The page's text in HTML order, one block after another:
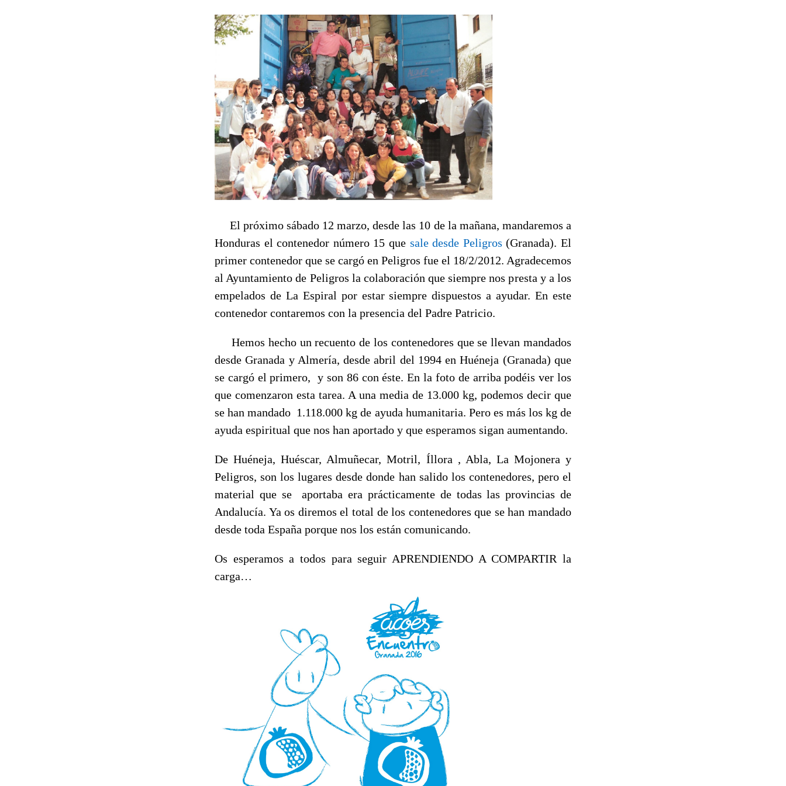
El próximo sábado 12 marzo, desde las 10 de la mañana, mandaremos a
Honduras el contenedor número 15 que sale desde Peligros(Granada). El
primer contenedor que se cargó en Peligros fue el 18/2/2012. Agradecemos
al Ayuntamiento de Peligros la colaboración que siempre nos presta y a los
empelados de La Espiral por estar siempre dispuestos a ayudar. En este
contenedor contaremos con la presencia del Padre Patricio.
Hemos hecho un recuento de los contenedores que se llevan mandados
desde Granada y Almería, desde abril del 1994 en Huéneja (Granada) que
se cargó el primero, y son 86 con éste. En la foto de arriba podéis ver los
que comenzaron esta tarea. A una media de 13.000 kg, podemos decir que
se han mandado 1.118.000 kg de ayuda humanitaria. Pero es más los kg de
ayuda espiritual que nos han aportado y que esperamos sigan aumentando.
De Huéneja, Huéscar, Almuñecar, Motril, Íllora , Abla, La Mojonera y
Peligros, son los lugares desde donde han salido los contenedores, pero el
material que se aportaba era prácticamente de todas las provincias de
Andalucía. Ya os diremos el total de los contenedores que se han mandado
desde toda España porque nos los están comunicando.
Os esperamos a todos para seguir APRENDIENDO A COMPARTIR la
carga…